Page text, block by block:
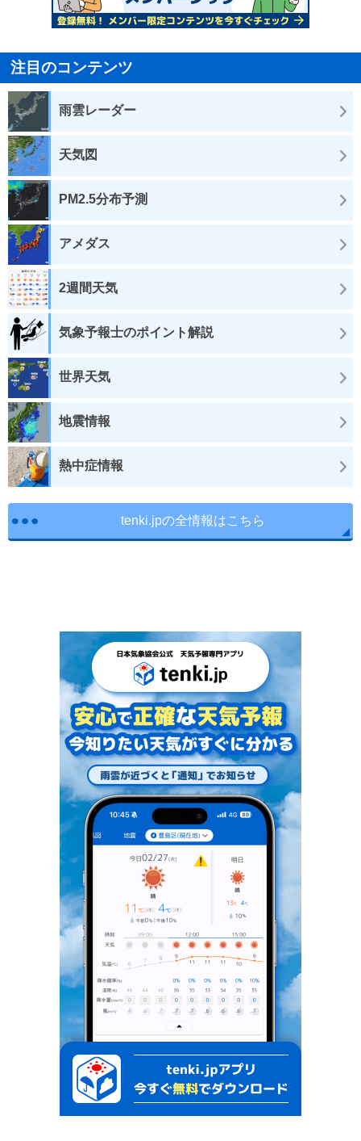
注目のコンテンツ
雨雲レーダー
天気図
PM2.5分布予測
アメダス
2週間天気
気象予報士のポイント解説
世界天気
地震情報
熱中症情報
tenki.jpの全情報はこちら